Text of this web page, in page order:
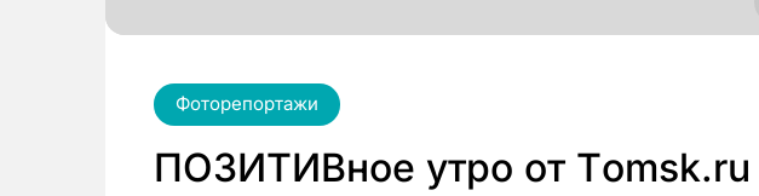
Фоторепортажи
ПОЗИТИВное утро от Тomsk.ru